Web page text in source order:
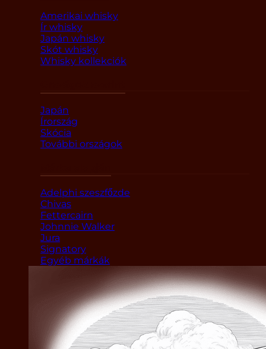
Amerikai whisky
Ír whisky
Japán whisky
Skót whisky
Whisky kollekciók
Japán
Írország
Skócia
További országok
Adelphi szeszfőzde
Chivas
Fettercairn
Johnnie Walker
Jura
Signatory
Egyéb márkák